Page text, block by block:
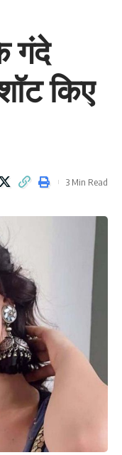
गंदे
किए
3 Min Read